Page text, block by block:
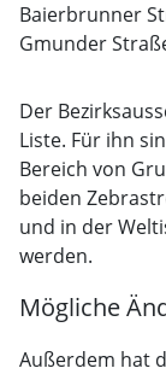
Baierbrunner
Gmunder
Der
Liste. Für ihn
Bereich von
beiden
und in der
werden.
Mögliche
Außerdem hat